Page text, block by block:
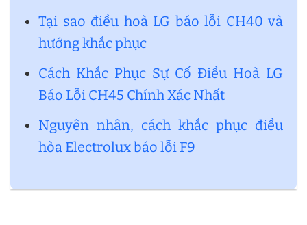
Tại sao điều hoà LG báo lỗi CH40 và
hướng khắc phục
Cách Khắc Phục Sự Cố Điều Hoà LG
Báo Lỗi CH45 Chính Xác Nhất
Nguyên nhân, cách khắc phục điều
hòa Electrolux báo lỗi F9